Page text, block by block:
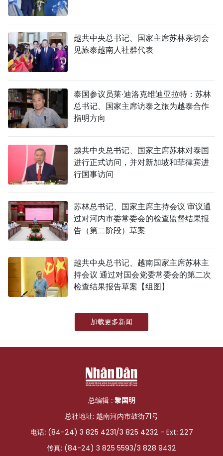
越共中央总书记、国家主席苏林亲切会
见旅泰越南人社群代表
泰国参议员莱·迪洛克维迪亚拉特：苏林
总书记、国家主席访泰之旅为越泰合作
指明方向
越共中央总书记、国家主席苏林对泰国
进行正式访问，并对新加坡和菲律宾进
行国事访问
苏林总书记、国家主席主持会议 审议通
过对河内市委常委会的检查监督结果报
告（第二阶段）草案
越共中央总书记、越南国家主席苏林主
持会议 通过对国会党委常委会的第二次
检查结果报告草案【组图】
加载更多新闻
总编辑 : 黎国明
总社地址: 越南河内市鼓街71号
电话: (84-24) 3 825 4231/3 825 4232 - Ext: 227
传真: (84-24) 3 825 5593/3 828 9432